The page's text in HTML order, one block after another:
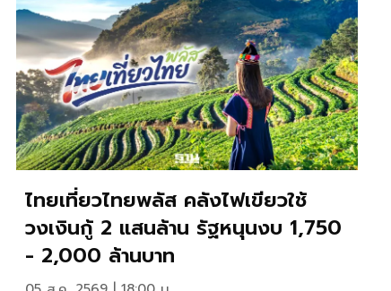
ไทยเที่ยวไทยพลัส คลังไฟเขียวใช้
วงเงินกู้ 2 แสนล้าน รัฐหนุนงบ 1,750
- 2,000 ล้านบาท